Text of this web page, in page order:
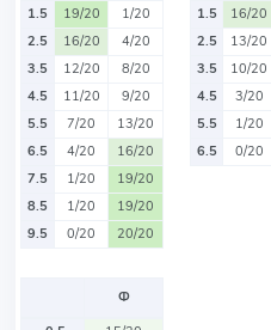
1.5
19/20
1/20
2.5
16/20
4/20
3.5
12/20
8/20
4.5
11/20
9/20
5.5
7/20
13/20
6.5
4/20
16/20
7.5
1/20
19/20
8.5
1/20
19/20
9.5
0/20 20/20
1.5
16/20
2.5
13/20
3.5
10/20
4.5
3/20
5.5
1/20
6.5
0/20
Ф